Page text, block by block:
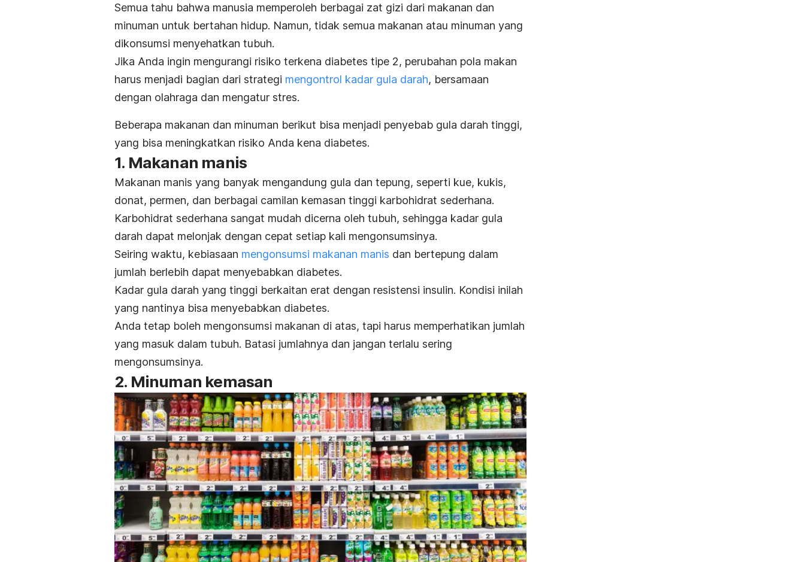
Semua tahu bahwa manusia memperoleh berbagai zat gizi dari makanan dan
minuman untuk bertahan hidup. Namun, tidak semua makanan atau minuman yang
dikonsumsi menyehatkan tubuh.
Jika Anda ingin mengurangi risiko terkena diabetes tipe 2, perubahan pola makan
harus menjadi bagian dari strategi mengontrol kadar gula darah, bersamaan
dengan olahraga dan mengatur stres.
Beberapa makanan dan minuman berikut bisa menjadi penyebab gula darah tinggi,
yang bisa meningkatkan risiko Anda kena diabetes.
1. Makanan manis
Makanan manis yang banyak mengandung gula dan tepung, seperti kue, kukis,
donat, permen, dan berbagai camilan kemasan tinggi karbohidrat sederhana.
Karbohidrat sederhana sangat mudah dicerna oleh tubuh, sehingga kadar gula
darah dapat melonjak dengan cepat setiap kali mengonsumsinya.
Seiring waktu, kebiasaan mengonsumsi makanan manis dan bertepung dalam
jumlah berlebih dapat menyebabkan diabetes.
Kadar gula darah yang tinggi berkaitan erat dengan resistensi insulin. Kondisi inilah
yang nantinya bisa menyebabkan diabetes.
Anda tetap boleh mengonsumsi makanan di atas, tapi harus memperhatikan jumlah
yang masuk dalam tubuh. Batasi jumlahnya dan jangan terlalu sering
mengonsumsinya.
2. Minuman kemasan